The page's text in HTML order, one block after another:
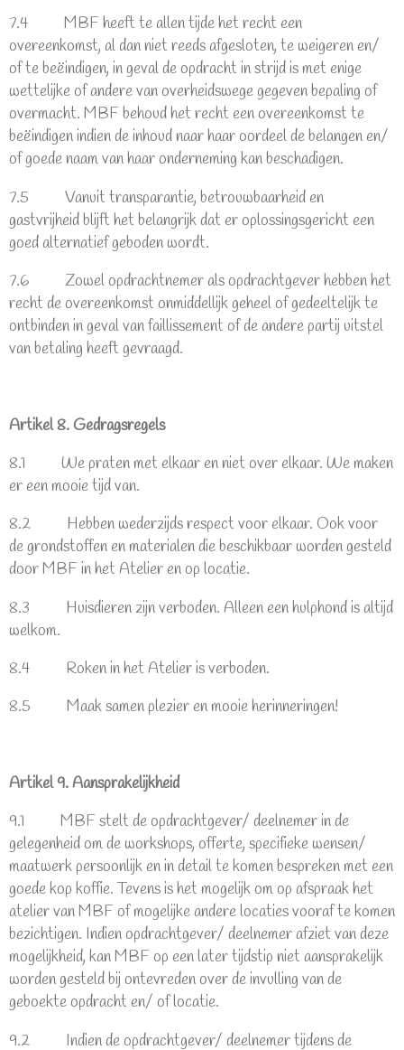
7.4 MBF heeft te allen tijde het recht een
overeenkomst, al dan niet reeds afgesloten, te weigeren en/
of te beëindigen, in geval de opdracht in strijd is met enige
wettelijke of andere van overheidswege gegeven bepaling of
overmacht. MBF behoud het recht een overeenkomst te
beëindigen indien de inhoud naar haar oordeel de belangen en/
of goede naam van haar onderneming kan beschadigen.
7.5 Vanuit transparantie, betrouwbaarheid en
gastvrijheid blijft het belangrijk dat er oplossingsgericht een
goed alternatief geboden wordt.
7.6 Zowel opdrachtnemer als opdrachtgever hebben het
recht de overeenkomst onmiddellijk geheel of gedeeltelijk te
ontbinden in geval van faillissement of de andere partij uitstel
van betaling heeft gevraagd.
Artikel 8. Gedragsregels
8.1 We praten met elkaar en niet over elkaar. We maken
er een mooie tijd van.
8.2 Hebben wederzijds respect voor elkaar. Ook voor
de grondstoffen en materialen die beschikbaar worden gesteld
door MBF in het Atelier en op locatie.
8.3 Huisdieren zijn verboden. Alleen een hulphond is altijd
welkom.
8.4 Roken in het Atelier is verboden.
8.5 Maak samen plezier en mooie herinneringen!
Artikel 9. Aansprakelijkheid
9.1 MBF stelt de opdrachtgever/ deelnemer in de
gelegenheid om de workshops, offerte, specifieke wensen/
maatwerk persoonlijk en in detail te komen bespreken met een
goede kop koffie. Tevens is het mogelijk om op afspraak het
atelier van MBF of mogelijke andere locaties vooraf te komen
bezichtigen. Indien opdrachtgever/ deelnemer afziet van deze
mogelijkheid, kan MBF op een later tijdstip niet aansprakelijk
worden gesteld bij ontevreden over de invulling van de
geboekte opdracht en/ of locatie.
9.2 Indien de opdrachtgever/ deelnemer tijdens de